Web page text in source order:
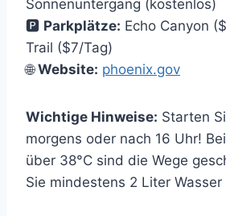
Sonnenuntergang (kostenlos)
🅿️ Parkplätze: Echo Canyon
Trail ($7/Tag)
🌐Website: phoenix.gov
Wichtige Hinweise: Starten
morgens oder nach 16 Uhr!
über 38°C sind die Wege
Sie mindestens 2 Liter